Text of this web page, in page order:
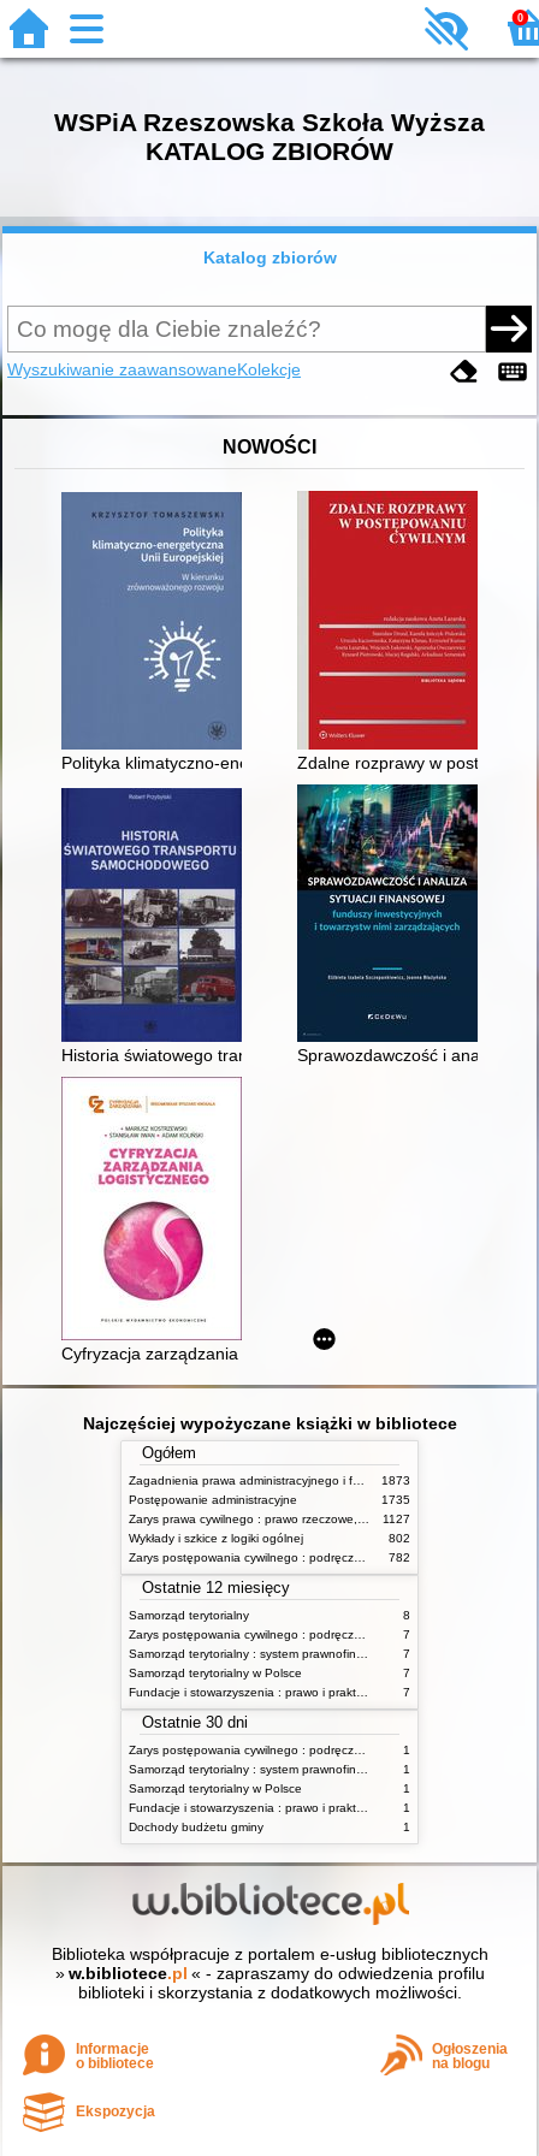
0
WSPiA Rzeszowska Szkoła Wyższa
KATALOG ZBIORÓW
Katalog zbiorów
Wyszukiwanie zaawansowaneKolekcje
NOWOŚCI
Polityka klimatyczno-energetyczna Unii Europejskiej : w
Zdalne rozprawy w
Historia światowego transportu samochodowego
Sprawozdawczość i analiza
Cyfryzacja zarządzania logistycznego
Najczęściej wypożyczane książki w bibliotece
Ogółem
1873
Postępowanie administracyjne
1735
1127
Wykłady i szkice z logiki ogólnej
802
782
Ostatnie 12 miesięcy
Samorząd terytorialny
8
7
7
Samorząd terytorialny w Polsce
7
7
Ostatnie 30 dni
1
1
Samorząd terytorialny w Polsce
1
1
Dochody budżetu gminy
1
Biblioteka współpracuje z portalem e-usług bibliotecznych
» w.bibliotece.pl « - zapraszamy do odwiedzenia profilu
biblioteki i skorzystania z dodatkowych możliwości.
Informacje
o bibliotece
Ogłoszenia
na blogu
Ekspozycja